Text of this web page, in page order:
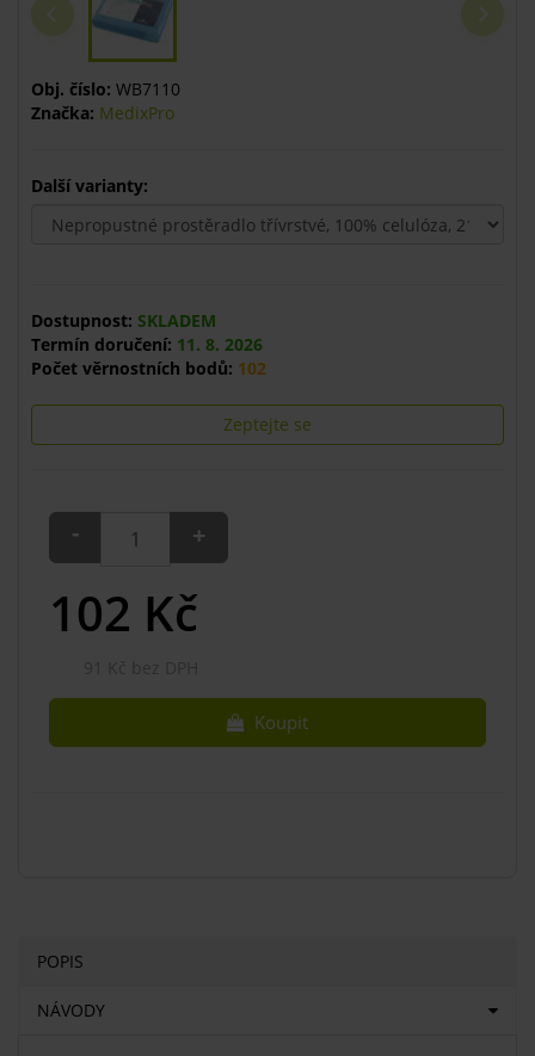
Obj. číslo: WB7110
Značka: MedixPro
Další varianty:
Dostupnost: SKLADEM
Termín doručení: 11. 8. 2026
Počet věrnostních bodů: 102
Zeptejte se
- +
102 Kč
Koupit
POPIS
NÁVODY